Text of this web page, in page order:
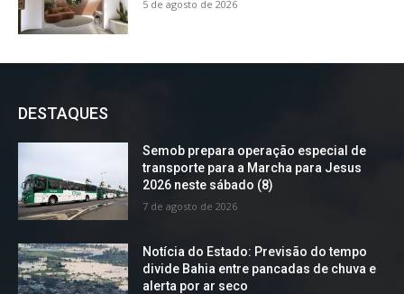
5 de agosto de 2026
DESTAQUES
Semob prepara operação especial de
transporte para a Marcha para Jesus
2026 neste sábado (8)
7 de agosto de 2026
Notícia do Estado: Previsão do tempo
divide Bahia entre pancadas de chuva e
alerta por ar seco